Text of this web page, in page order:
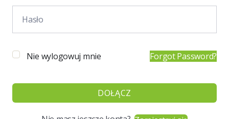
Nie wylogowuj mnie Forgot Password?
DOŁĄCZ